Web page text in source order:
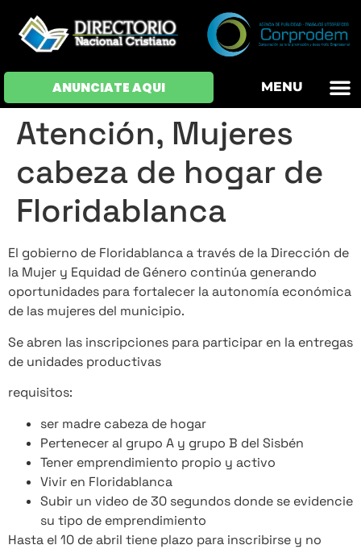
ANUNCIATE AQUI MENU
Atención, Mujeres
cabeza de hogar de
Floridablanca
El gobierno de Floridablanca a través de la Dirección de
la Mujer y Equidad de Género continúa generando
oportunidades para fortalecer la autonomía económica
de las mujeres del municipio.
Se abren las inscripciones para participar en la entregas
de unidades productivas
requisitos:
ser madre cabeza de hogar
Pertenecer al grupo A y grupo B del Sisbén
Tener emprendimiento propio y activo
Vivir en Floridablanca
Subir un video de 30 segundos donde se evidencie
su tipo de emprendimiento
Hasta el 10 de abril tiene plazo para inscribirse y no